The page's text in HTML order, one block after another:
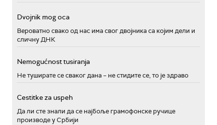
Dvojnik mog oca
Вероватно свако од нас има свог двојника са којим дели и
сличну ДНК
Nemogućnost tusiranja
Не туширате се сваког дана – не стидите се, то је здраво
Cestitke za uspeh
Да ли сте знали да се најбоље грамофонске ручице
производе у Србији